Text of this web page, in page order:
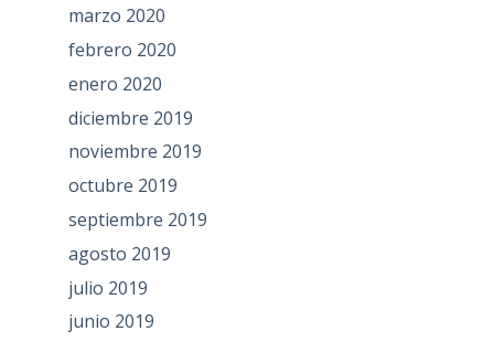
marzo 2020
febrero 2020
enero 2020
diciembre 2019
noviembre 2019
octubre 2019
septiembre 2019
agosto 2019
julio 2019
junio 2019